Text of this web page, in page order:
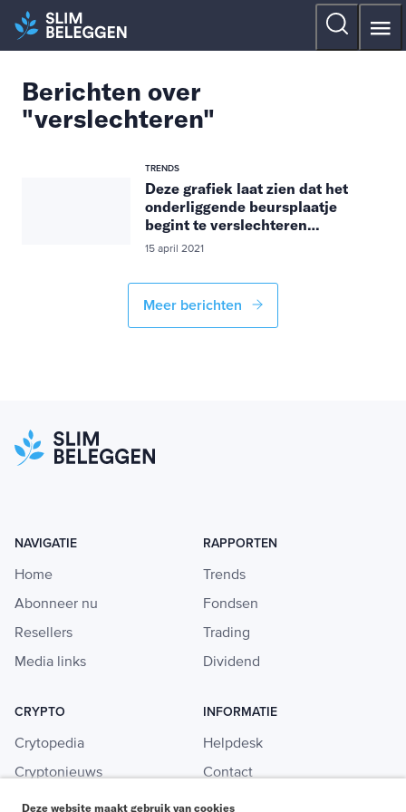
Berichten over
"verslechteren"
TRENDS
Deze grafiek laat zien dat het
onderliggende beursplaatje
begint te verslechteren…
15 april 2021
Meer berichten
NAVIGATIE
Home
Abonneer nu
Resellers
Media links
RAPPORTEN
Trends
Fondsen
Trading
Dividend
CRYPTO
Crytopedia
Cryptonieuws
Crypto koopgids
INFORMATIE
Helpdesk
Contact
Adverteren
Deze website maakt gebruik van cookies